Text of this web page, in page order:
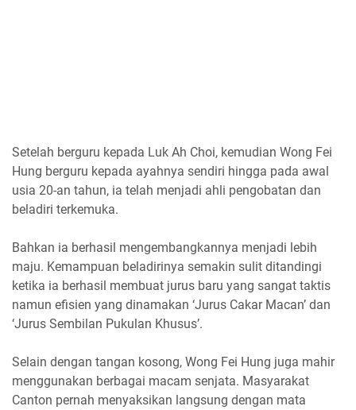
Setelah berguru kepada Luk Ah Choi, kemudian Wong Fei
Hung berguru kepada ayahnya sendiri hingga pada awal
usia 20-an tahun, ia telah menjadi ahli pengobatan dan
beladiri terkemuka.
Bahkan ia berhasil mengembangkannya menjadi lebih
maju. Kemampuan beladirinya semakin sulit ditandingi
ketika ia berhasil membuat jurus baru yang sangat taktis
namun efisien yang dinamakan ‘Jurus Cakar Macan’ dan
‘Jurus Sembilan Pukulan Khusus’.
Selain dengan tangan kosong, Wong Fei Hung juga mahir
menggunakan berbagai macam senjata. Masyarakat
Canton pernah menyaksikan langsung dengan mata